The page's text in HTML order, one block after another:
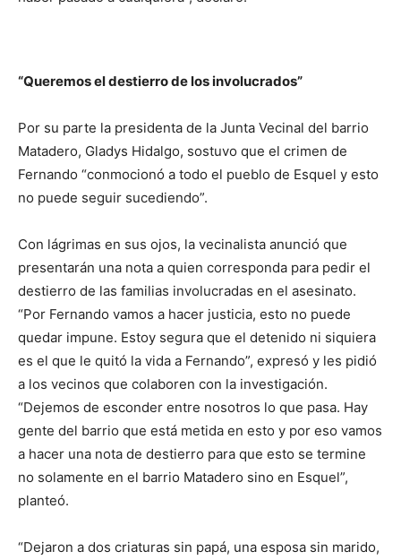
“Queremos el destierro de los involucrados”
Por su parte la presidenta de la Junta Vecinal del barrio
Matadero, Gladys Hidalgo, sostuvo que el crimen de
Fernando “conmocionó a todo el pueblo de Esquel y esto
no puede seguir sucediendo”.
Con lágrimas en sus ojos, la vecinalista anunció que
presentarán una nota a quien corresponda para pedir el
destierro de las familias involucradas en el asesinato.
“Por Fernando vamos a hacer justicia, esto no puede
quedar impune. Estoy segura que el detenido ni siquiera
es el que le quitó la vida a Fernando”, expresó y les pidió
a los vecinos que colaboren con la investigación.
“Dejemos de esconder entre nosotros lo que pasa. Hay
gente del barrio que está metida en esto y por eso vamos
a hacer una nota de destierro para que esto se termine
no solamente en el barrio Matadero sino en Esquel”,
planteó.
“Dejaron a dos criaturas sin papá, una esposa sin marido,